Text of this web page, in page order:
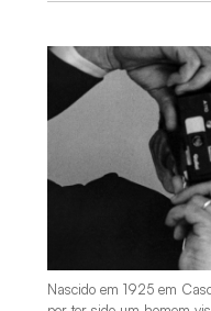
Nascido em 1925 em